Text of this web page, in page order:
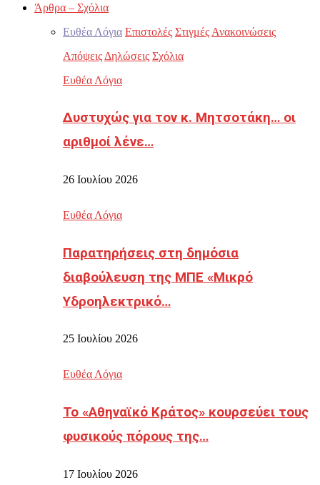
Άρθρα – Σχόλια
Ευθέα Λόγια Επιστολές Στιγμές Ανακοινώσεις
Απόψεις Δηλώσεις Σχόλια
Ευθέα Λόγια
Δυστυχώς για τον κ. Μητσοτάκη… οι
αριθμοί λένε…
26 Ιουλίου 2026
Ευθέα Λόγια
Παρατηρήσεις στη δημόσια
διαβούλευση της ΜΠΕ «Μικρό
Υδροηλεκτρικό…
25 Ιουλίου 2026
Ευθέα Λόγια
Το «Αθηναϊκό Κράτος» κουρσεύει τους
φυσικούς πόρους της…
17 Ιουλίου 2026